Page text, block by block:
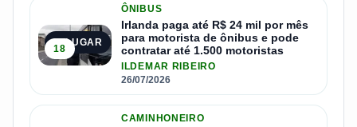
2º LUGAR
18
ÔNIBUS
Irlanda paga até R$ 24 mil por mês
para motorista de ônibus e pode
contratar até 1.500 motoristas
ILDEMAR RIBEIRO
26/07/2026
CAMINHONEIRO